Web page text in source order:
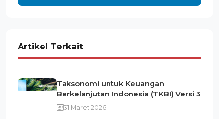
Artikel Terkait
Taksonomi untuk Keuangan
Berkelanjutan Indonesia (TKBI) Versi 3
31 Maret 2026